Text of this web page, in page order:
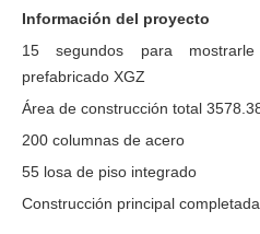
Información del proyecto
15 segundos para
prefabricado XGZ
Área de construcción total
200 columnas de acero
55 losa de piso integrado
Construcción principal